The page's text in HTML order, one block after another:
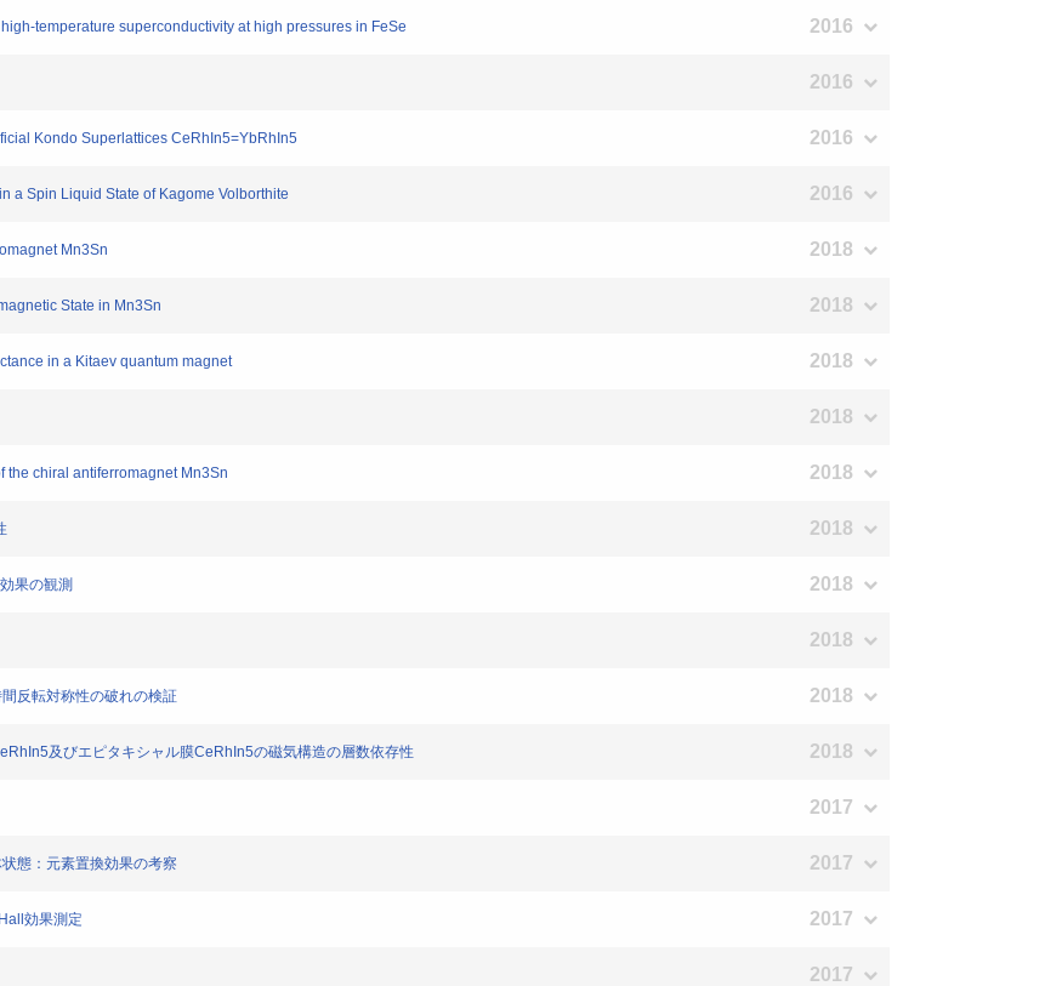
temperature superconductivity at high pressures in FeSe 2016
2016
Kondo Superlattices CeRhIn5=YbRhIn5 2016
a Spin Liquid State of Kagome Volborthite 2016
Mn3Sn 2018
State in Mn3Sn 2018
in a Kitaev quantum magnet 2018
2018
the chiral antiferromagnet Mn3Sn 2018
2018
果の観測 2018
2018
反転対称性の破れの検証 2018
及びエピタキシャル膜CeRhIn5の磁気構造の層数依存性 2018
2017
態：元素置換効果の考察 2017
効果測定 2017
2017